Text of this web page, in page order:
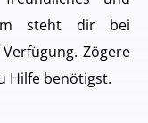
steht dir bei
Zögere
Hilfe benötigst.